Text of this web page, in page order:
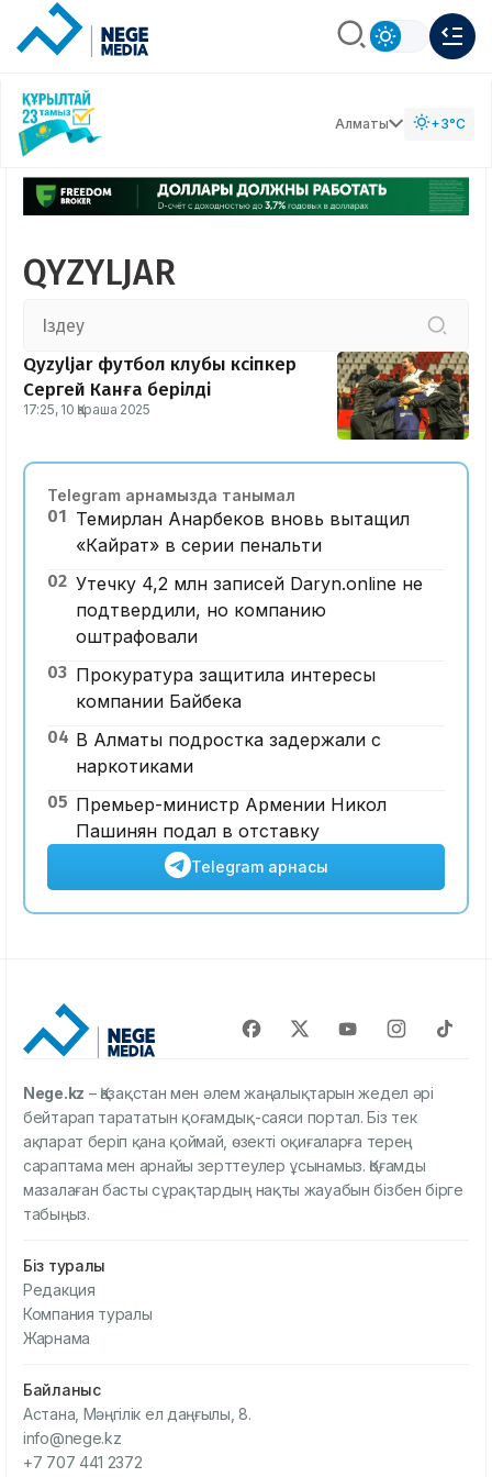
Алматы +3°C
QYZYLJAR
Qyzyljar футбол клубы кәсіпкер
Сергей Канға берілді
17:25, 10 Қараша 2025
Telegram арнамызда танымал
01 Темирлан Анарбеков вновь вытащил
«Кайрат» в серии пенальти
02 Утечку 4,2 млн записей Daryn.online не
подтвердили, но компанию
оштрафовали
03 Прокуратура защитила интересы
компании Байбека
04 В Алматы подростка задержали с
наркотиками
05 Премьер-министр Армении Никол
Пашинян подал в отставку
Telegram арнасы
Nege.kz – Қазақстан мен әлем жаңалықтарын жедел әрі
бейтарап тарататын қоғамдық-саяси портал. Біз тек
ақпарат беріп қана қоймай, өзекті оқиғаларға терең
сараптама мен арнайы зерттеулер ұсынамыз. Қоғамды
мазалаған басты сұрақтардың нақты жауабын бізбен бірге
табыңыз.
Біз туралы
Редакция
Компания туралы
Жарнама
Байланыс
Астана, Мәңгілік ел даңғылы, 8.
info@nege.kz
+7 707 441 2372